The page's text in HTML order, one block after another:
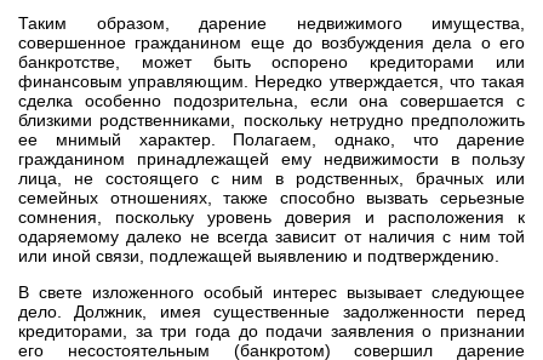
Таким образом, дарение недвижимого имущества,
совершенное гражданином еще до возбуждения дела о его
банкротстве, может быть оспорено кредиторами или
финансовым управляющим. Нередко утверждается, что такая
сделка особенно подозрительна, если она совершается с
близкими родственниками, поскольку нетрудно предположить
ее мнимый характер. Полагаем, однако, что дарение
гражданином принадлежащей ему недвижимости в пользу
лица, не состоящего с ним в родственных, брачных или
семейных отношениях, также способно вызвать серьезные
сомнения, поскольку уровень доверия и расположения к
одаряемому далеко не всегда зависит от наличия с ним той
или иной связи, подлежащей выявлению и подтверждению.
В свете изложенного особый интерес вызывает следующее
дело. Должник, имея существенные задолженности перед
кредиторами, за три года до подачи заявления о признании
его несостоятельным (банкротом) совершил дарение